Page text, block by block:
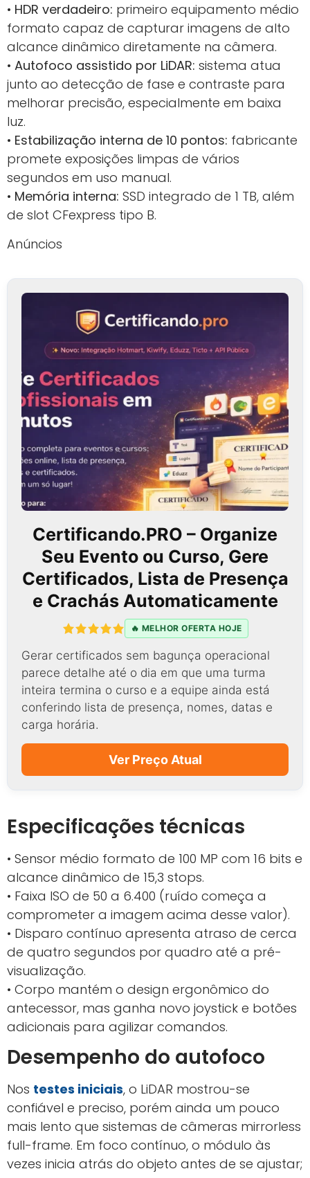
• HDR verdadeiro: primeiro equipamento médio
formato capaz de capturar imagens de alto
alcance dinâmico diretamente na câmera.
• Autofoco assistido por LiDAR: sistema atua
junto ao detecção de fase e contraste para
melhorar precisão, especialmente em baixa
luz.
• Estabilização interna de 10 pontos: fabricante
promete exposições limpas de vários
segundos em uso manual.
• Memória interna: SSD integrado de 1 TB, além
de slot CFexpress tipo B.
Anúncios
Certificando.PRO – Organize
Seu Evento ou Curso, Gere
Certificados, Lista de Presença
e Crachás Automaticamente
🔥 MELHOR OFERTA HOJE
Gerar certificados sem bagunça operacional
parece detalhe até o dia em que uma turma
inteira termina o curso e a equipe ainda está
conferindo lista de presença, nomes, datas e
carga horária.
Ver Preço Atual
Especificações técnicas
• Sensor médio formato de 100 MP com 16 bits e
alcance dinâmico de 15,3 stops.
• Faixa ISO de 50 a 6.400 (ruído começa a
comprometer a imagem acima desse valor).
• Disparo contínuo apresenta atraso de cerca
de quatro segundos por quadro até a pré-
visualização.
• Corpo mantém o design ergonômico do
antecessor, mas ganha novo joystick e botões
adicionais para agilizar comandos.
Desempenho do autofoco
Nos testes iniciais, o LiDAR mostrou-se
confiável e preciso, porém ainda um pouco
mais lento que sistemas de câmeras mirrorless
full-frame. Em foco contínuo, o módulo às
vezes inicia atrás do objeto antes de se ajustar;